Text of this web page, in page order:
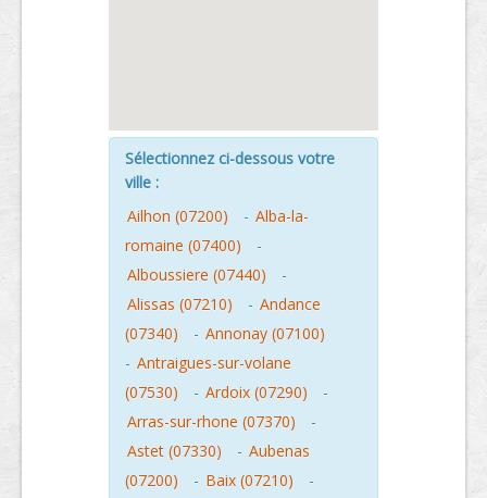
Sélectionnez ci-dessous votre
ville :
Ailhon (07200)
- Alba-la-
romaine (07400)
-
Alboussiere (07440)
-
Alissas (07210)
- Andance
(07340)
- Annonay (07100)
- Antraigues-sur-volane
(07530)
- Ardoix (07290)
-
Arras-sur-rhone (07370)
-
Astet (07330)
- Aubenas
(07200)
- Baix (07210)
-